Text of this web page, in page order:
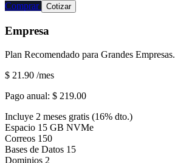
Comprar Cotizar
Empresa
Plan Recomendado para Grandes Empresas.
$ 21.90 /mes
Pago anual: $ 219.00
Incluye 2 meses gratis (16% dto.)
Espacio 15 GB NVMe
Correos 150
Bases de Datos 15
Dominios 2